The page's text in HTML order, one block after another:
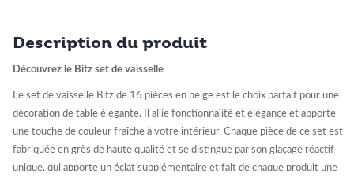
Description du produit
Découvrez le Bitz set de vaisselle
Le set de vaisselle Bitz de 16 pièces en beige est le choix parfait pour une
décoration de table élégante. Il allie fonctionnalité et élégance et apporte
une touche de couleur fraîche à votre intérieur. Chaque pièce de ce set est
fabriquée en grès de haute qualité et se distingue par son glaçage réactif
unique, qui apporte un éclat supplémentaire et fait de chaque produit une